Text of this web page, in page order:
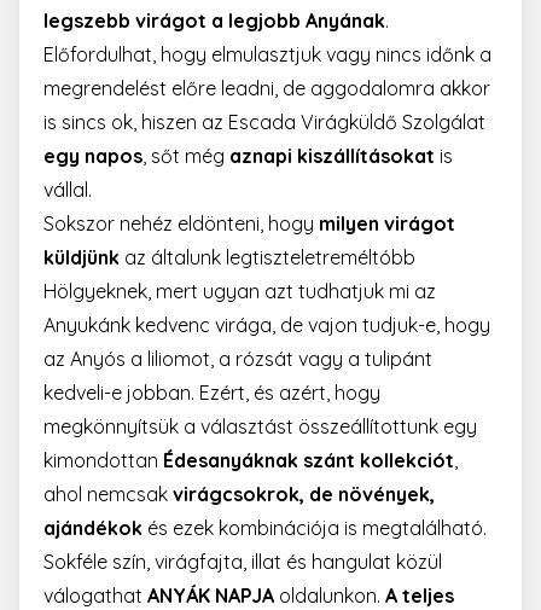
legszebb virágot a legjobb Anyának.
Előfordulhat, hogy elmulasztjuk vagy nincs időnk a
megrendelést előre leadni, de aggodalomra akkor
is sincs ok, hiszen az Escada Virágküldő Szolgálat
egy napos, sőt még aznapi kiszállításokat is
vállal.
Sokszor nehéz eldönteni, hogy milyen virágot
küldjünk az általunk legtiszteletreméltóbb
Hölgyeknek, mert ugyan azt tudhatjuk mi az
Anyukánk kedvenc virága, de vajon tudjuk-e, hogy
az Anyós a liliomot, a rózsát vagy a tulipánt
kedveli-e jobban. Ezért, és azért, hogy
megkönnyítsük a választást összeállítottunk egy
kimondottan Édesanyáknak szánt kollekciót,
ahol nemcsak virágcsokrok, de növények,
ajándékok és ezek kombinációja is megtalálható.
Sokféle szín, virágfajta, illat és hangulat közül
válogathat ANYÁK NAPJA oldalunkon. A teljes